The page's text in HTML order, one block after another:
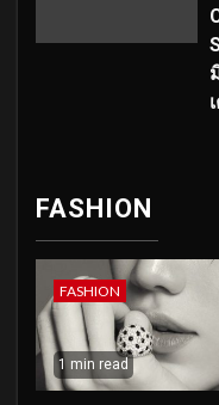
FASHION
FASHION
1 min read